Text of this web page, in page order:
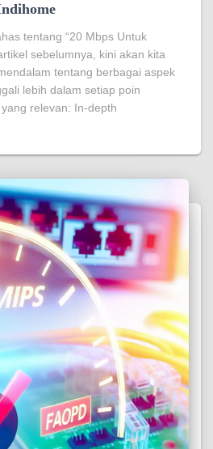
tentang “20 Mbps Untuk
sebelumnya, kini akan kita
tentang berbagai aspek
lebih dalam setiap poin
relevan: In-depth